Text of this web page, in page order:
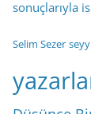
sonuçlarıyla
Selim Sezer